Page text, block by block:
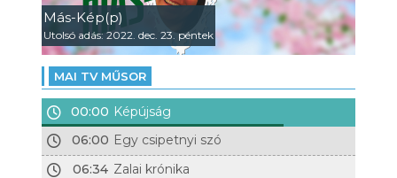
Más-Kép(p)
Utolsó adás: 2022. dec. 23. péntek
MAI TV MŰSOR
00:00 Képújság
06:00 Egy csipetnyi szó
06:34 Zalai krónika